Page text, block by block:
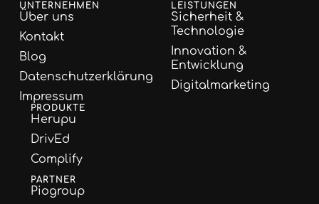
UNTERNEHMEN
Über uns
Kontakt
Blog
Datenschutzerklärung
Impressum
LEISTUNGEN
Sicherheit &
Technologie
Innovation &
Entwicklung
Digitalmarketing
PRODUKTE
Herupu
DrivEd
Complify
PARTNER
Piogroup